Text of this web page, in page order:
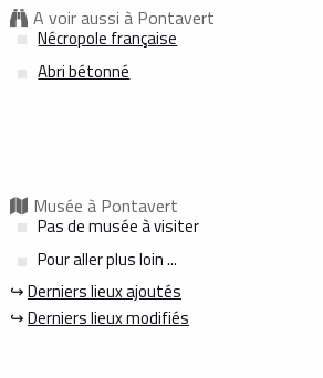
A voir aussi à Pontavert
Nécropole française
Abri bétonné
Musée à Pontavert
Pas de musée à visiter
Pour aller plus loin ...
↪Derniers lieux ajoutés
↪Derniers lieux modifiés